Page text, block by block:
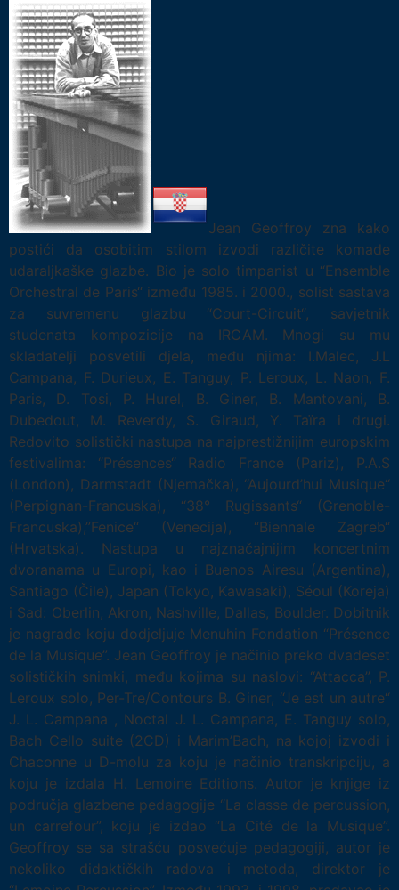
Jean Geoffroy zna kako
postići da osobitim stilom izvodi različite komade
udaraljkaške glazbe. Bio je solo timpanist u “Ensemble
Orchestral de Paris“ između 1985. i 2000., solist sastava
za suvremenu glazbu “Court-Circuit“, savjetnik
studenata kompozicije na IRCAM. Mnogi su mu
skladatelji posvetili djela, među njima: I.Malec, J.L
Campana, F. Durieux, E. Tanguy, P. Leroux, L. Naon, F.
Paris, D. Tosi, P. Hurel, B. Giner, B. Mantovani, B.
Dubedout, M. Reverdy, S. Giraud, Y. Taïra i drugi.
Redovito solistički nastupa na najprestižnijim europskim
festivalima: “Présences“ Radio France (Pariz), P.A.S
(London), Darmstadt (Njemačka), “Aujourd’hui Musique“
(Perpignan-Francuska), “38° Rugissants“ (Grenoble-
Francuska),”Fenice“ (Venecija), “Biennale Zagreb“
(Hrvatska). Nastupa u najznačajnijim koncertnim
dvoranama u Europi, kao i Buenos Airesu (Argentina),
Santiago (Čile), Japan (Tokyo, Kawasaki), Séoul (Koreja)
i Sad: Oberlin, Akron, Nashville, Dallas, Boulder. Dobitnik
je nagrade koju dodjeljuje Menuhin Fondation “Présence
de la Musique”. Jean Geoffroy je načinio preko dvadeset
solističkih snimki, među kojima su naslovi: “Attacca”, P.
Leroux solo, Per-Tre/Contours B. Giner, “Je est un autre“
J. L. Campana , Noctal J. L. Campana, E. Tanguy solo,
Bach Cello suite (2CD) i Marim’Bach, na kojoj izvodi i
Chaconne u D-molu za koju je načinio transkripciju, a
koju je izdala H. Lemoine Editions. Autor je knjige iz
područja glazbene pedagogije “La classe de percussion,
un carrefour”, koju je izdao “La Cité de la Musique”.
Geoffroy se sa strašću posvećuje pedagogiji, autor je
nekoliko didaktičkih radova i metoda, direktor je